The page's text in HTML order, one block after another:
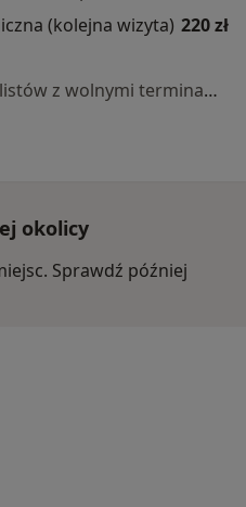
(kolejna wizyta) 220 zł
Brak dostępnych specjalistów z wolnymi terminami w tym centrum medycznym.
okolicy
Sprawdź później